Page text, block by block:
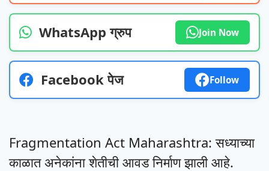
WhatsApp ग्रुप Join Now
Facebook पेज Follow
Fragmentation Act Maharashtra: सध्याच्या
काळात अनेकांना शेतीची आवड निर्माण झाली आहे.